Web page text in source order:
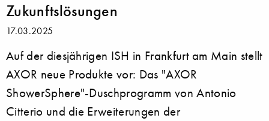
Zukunftslösungen
17.03.2025
Auf der diesjährigen ISH in Frankfurt am Main stellt
AXOR neue Produkte vor: Das "AXOR
ShowerSphere"-Duschprogramm von Antonio
Citterio und die Erweiterungen der